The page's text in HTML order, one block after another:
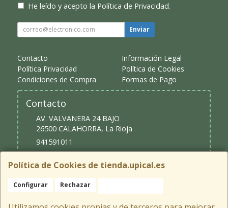
Política de Cookies de tienda.upical.es
Configurar Rechazar
He leído y acepto la Política de Privacidad.
Enviar
Contacto
Información Legal
Política Privacidad
Política de Cookies
Condiciones de Compra
Formas de Pago
Contacto
AV. VALVANERA 24 BAJO
26500 CALAHORRA, La Rioja
941591011
upical@upical.es
Horario
9:30 - 13:30 y 16:30 - 20:00